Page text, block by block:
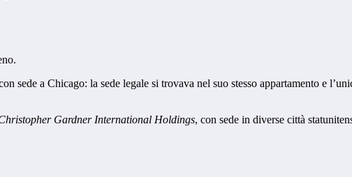
sede a Chicago: la sede legale si trovava nel suo stesso appartamento e
GardnerInternational Holdings, con sede in diverse città